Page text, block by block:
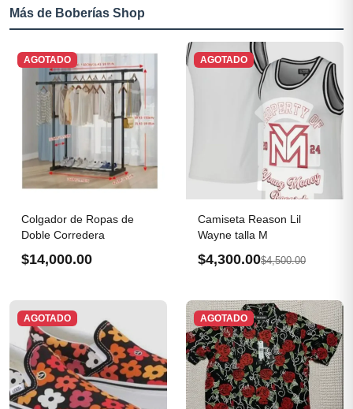
Más de Boberías Shop
AGOTADO
Colgador de Ropas de
Doble Corredera
$14,000.00
AGOTADO
Camiseta Reason Lil
Wayne talla M
$4,300.00$4,500.00
AGOTADO AGOTADO